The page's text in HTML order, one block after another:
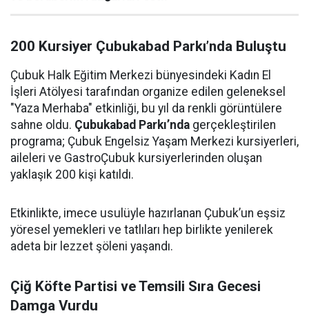
200 Kursiyer Çubukabad Parkı’nda Buluştu
Çubuk Halk Eğitim Merkezi bünyesindeki Kadın El
İşleri Atölyesi tarafından organize edilen geleneksel
"Yaza Merhaba" etkinliği, bu yıl da renkli görüntülere
sahne oldu. Çubukabad Parkı’nda gerçekleştirilen
programa; Çubuk Engelsiz Yaşam Merkezi kursiyerleri,
aileleri ve GastroÇubuk kursiyerlerinden oluşan
yaklaşık 200 kişi katıldı.
Etkinlikte, imece usulüyle hazırlanan Çubuk’un eşsiz
yöresel yemekleri ve tatlıları hep birlikte yenilerek
adeta bir lezzet şöleni yaşandı.
Çiğ Köfte Partisi ve Temsili Sıra Gecesi
Damga Vurdu